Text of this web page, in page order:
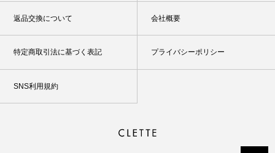
返品交換について 会社概要
特定商取引法に基づく表記 プライバシーポリシー
SNS利用規約